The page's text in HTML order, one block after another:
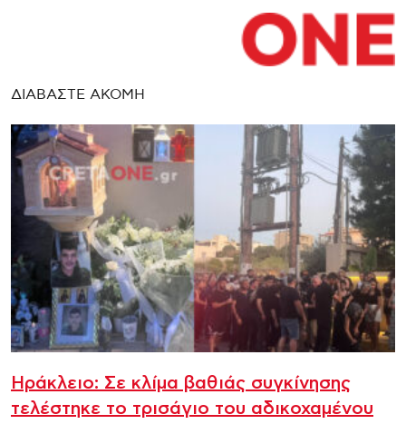
ΔΙΑΒΑΣΤΕ ΑΚΟΜΗ
Ηράκλειο: Σε κλίμα βαθιάς συγκίνησης
τελέστηκε το τρισάγιο του αδικοχαμένου